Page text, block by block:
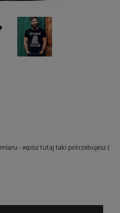
- wpisz tutaj taki potrzebujesz (